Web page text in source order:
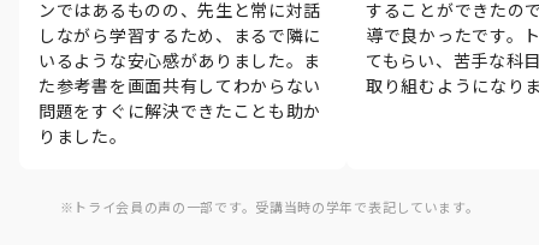
ンではあるものの、先生と常に対話
しながら学習するため、まるで隣に
いるような安心感がありました。ま
た参考書を画面共有してわからない
問題をすぐに解決できたことも助か
りました。
することができたの
導で良かったです。
てもらい、苦手な科
取り組むようになり
※トライ会員の声の一部です。受講当時の学年で表記しています。